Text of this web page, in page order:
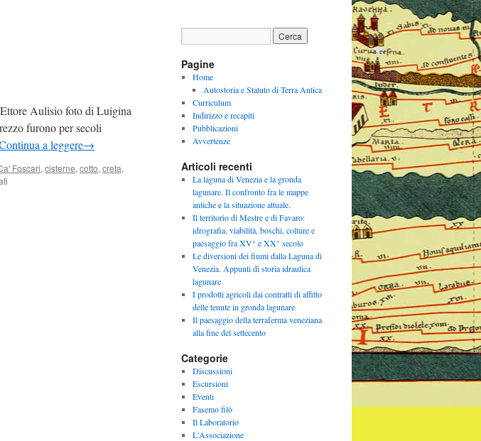
Aulisio foto di Luigina
furono per secoli
a leggere→
Foscari, cisterne, cotto, creta,
Pagine
Home
Autostoria e Statuto di Terra Antica
Curriculum
Indirizzo e recapiti
Pubblicazioni
Avvertenze
Articoli recenti
La laguna di Venezia e la gronda
lagunare. Il confronto fra le mappe
antiche e la situazione attuale.
Il territorio di Mestre e di Favaro:
idrografia, viabilità, boschi, colture e
paesaggio fra XV° e XX° secolo
Le diversioni dei fiumi dalla Laguna di
Venezia. Appunti di storia idraulica
lagunare
I prodotti agricoli dai contratti di affitto
delle tenute in gronda lagunare
Il paesaggio della terraferma veneziana
alla fine del settecento
Categorie
Discussioni
Escursioni
Eventi
Fasemo filò
Il Laboratorio
L'Associazione